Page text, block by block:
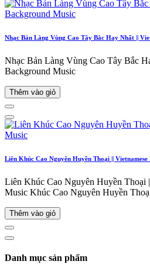
Nhạc Bản Làng Vùng Cao Tây Bắc Hay Nhất ||
Nhạc Bản Làng Vùng Cao Tây Bắc
Background Music
Thêm vào giỏ
Liên Khúc Cao Nguyên Huyền Thoại ||
Liên Khúc Cao Nguyên Huyền Thoại
Music Khúc Cao Nguyên Huyền
Thêm vào giỏ
Danh mục sản phẩm